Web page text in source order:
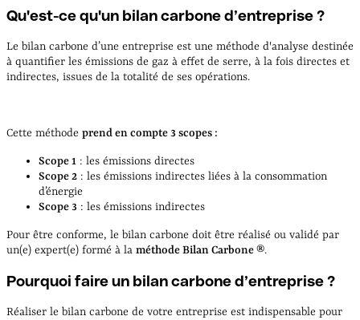
Qu'est-ce qu'un bilan carbone d’entreprise ?
Le bilan carbone d’une entreprise est une méthode d'analyse destinée
à quantifier les émissions de gaz à effet de serre, à la fois directes et
indirectes, issues de la totalité de ses opérations.
Cette méthode prend en compte 3 scopes :
Scope 1 : les émissions directes
Scope 2 : les émissions indirectes liées à la consommation
d’énergie
Scope 3 : les émissions indirectes
Pour être conforme, le bilan carbone doit être réalisé ou validé par
un(e) expert(e) formé à la méthode Bilan Carbone ®.
Pourquoi faire un bilan carbone d’entreprise ?
Réaliser le bilan carbone de votre entreprise est indispensable pour